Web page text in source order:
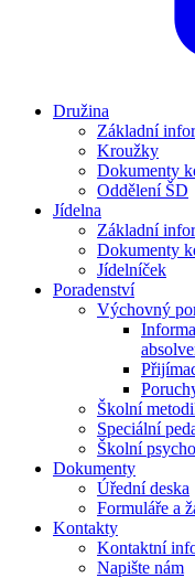
Družina
Základní
Kroužky
Dokumenty
Oddělení ŠD
Jídelna
Základní
Dokumenty
Jídelníček
Poradenství
Výchovný
Školní
Speciální
Školní
Dokumenty
Úřední deska
Formuláře a
Kontakty
Kontaktní
Napište nám